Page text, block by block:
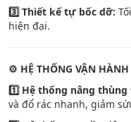
3️Thiết kế tự bốc dỡ:
hiện đại.
⚙️ HỆ THỐNG VẬN HÀNH
1️Hệ thống nâng thùng
và đổ rác nhanh, giảm